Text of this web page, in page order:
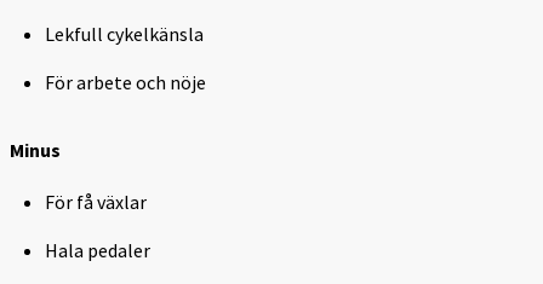
Lekfull cykelkänsla
För arbete och nöje
Minus
För få växlar
Hala pedaler